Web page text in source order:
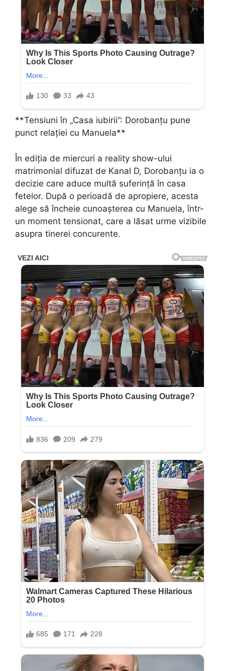
**Tensiuni în „Casa iubirii”: Dorobanțu pune
punct relației cu Manuela**
În ediția de miercuri a reality show-ului
matrimonial difuzat de Kanal D, Dorobanțu ia o
decizie care aduce multă suferință în casa
fetelor. După o perioadă de apropiere, acesta
alege să încheie cunoașterea cu Manuela, într-
un moment tensionat, care a lăsat urme vizibile
asupra tinerei concurente.